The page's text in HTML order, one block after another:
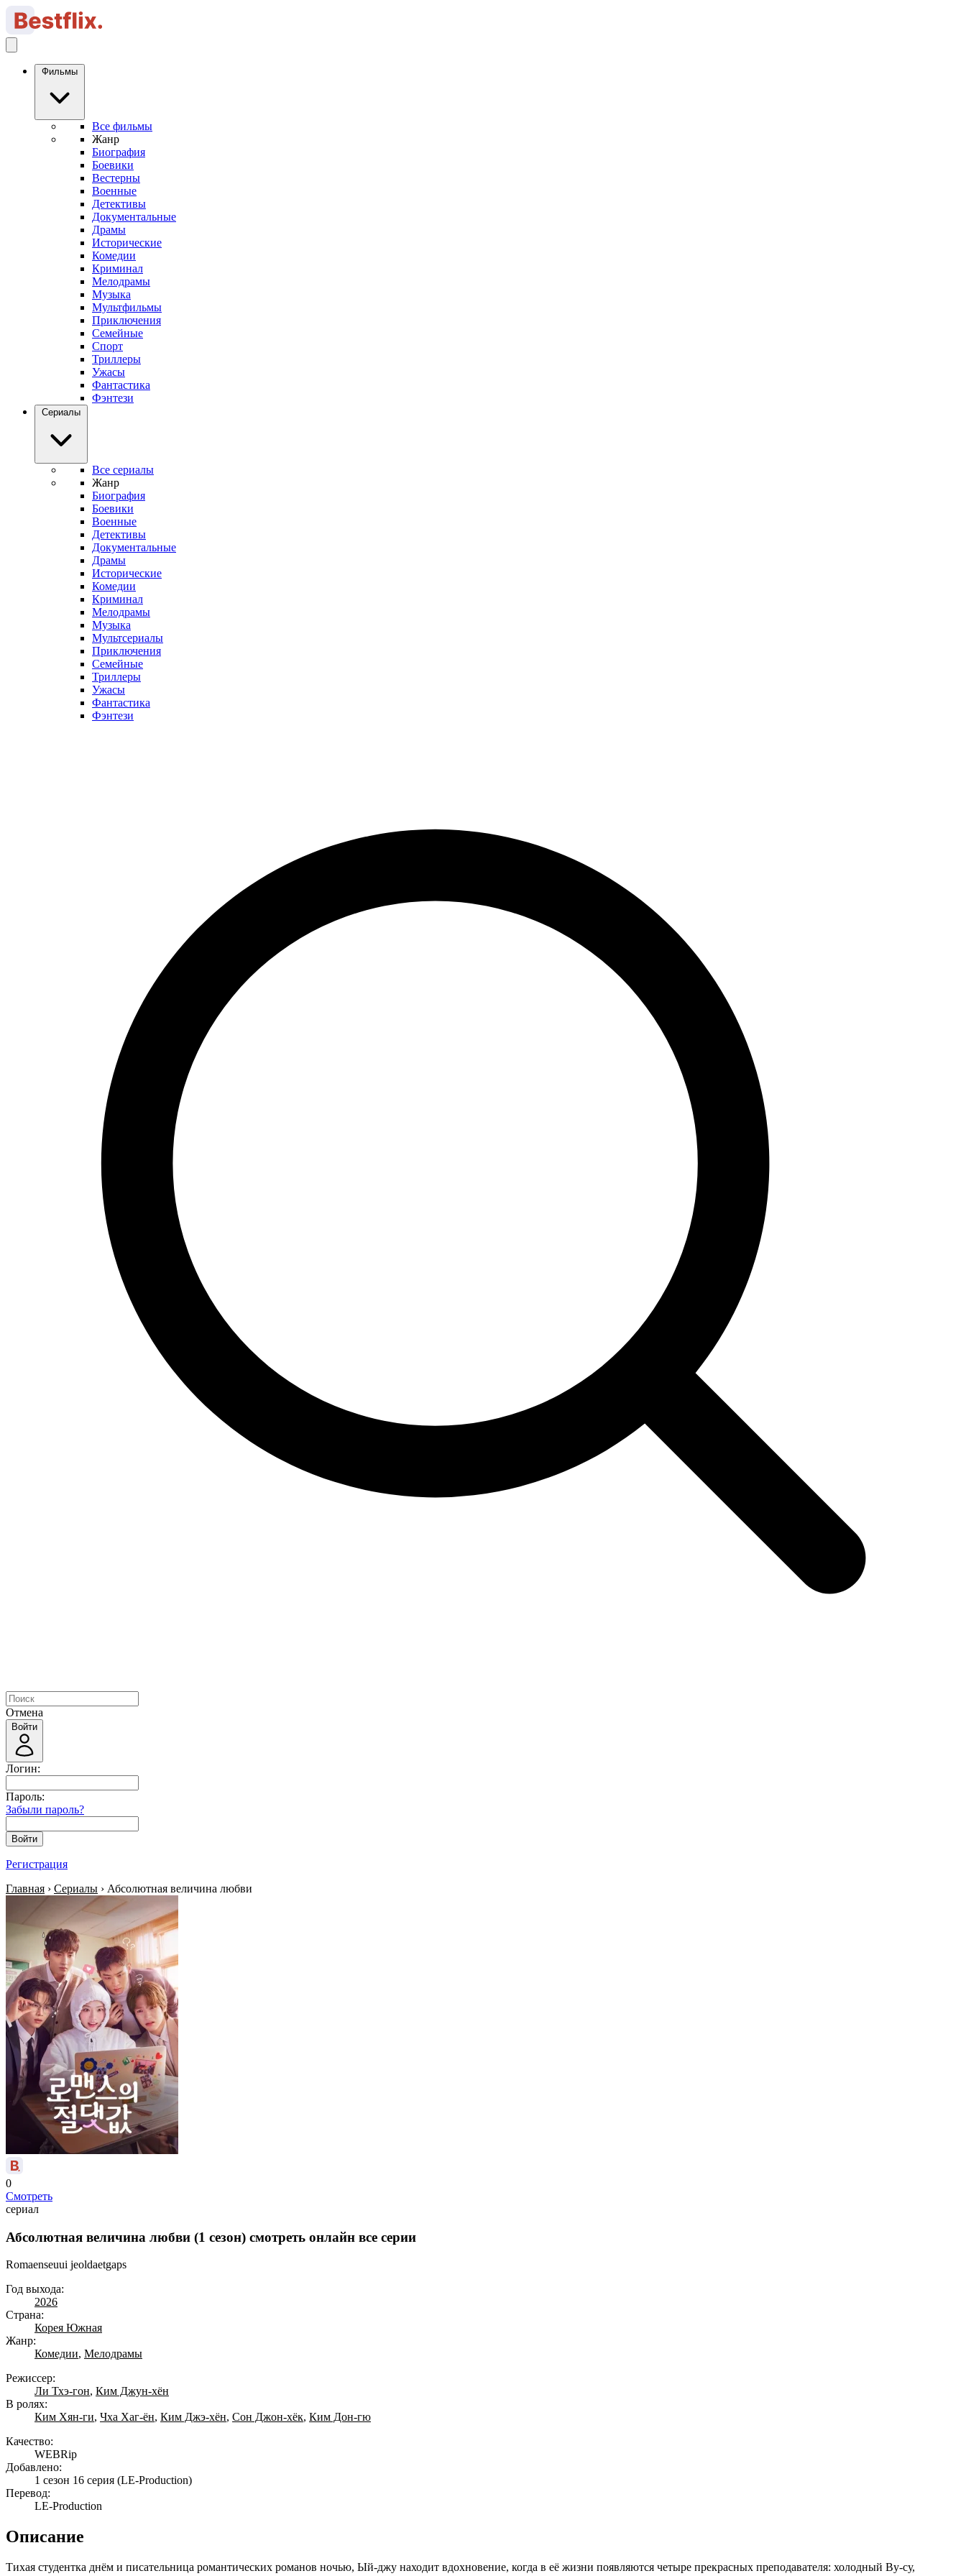
Фильмы
Все фильмы
Жанр
Биография
Боевики
Вестерны
Военные
Детективы
Документальные
Драмы
Исторические
Комедии
Криминал
Мелодрамы
Музыка
Мультфильмы
Приключения
Семейные
Спорт
Триллеры
Ужасы
Фантастика
Фэнтези
Сериалы
Все сериалы
Жанр
Биография
Боевики
Военные
Детективы
Документальные
Драмы
Исторические
Комедии
Криминал
Мелодрамы
Музыка
Мультсериалы
Приключения
Семейные
Триллеры
Ужасы
Фантастика
Фэнтези
Отмена
Войти
Логин:
Пароль:
Забыли пароль?
Войти
Регистрация
Главная › Сериалы › Абсолютная величина любви
0
Смотреть
сериал
Абсолютная величина любви (1 сезон) смотреть онлайн все серии
Romaenseuui jeoldaetgaps
Год выхода:
2026
Страна:
Корея Южная
Жанр:
Комедии, Мелодрамы
Режиссер:
Ли Тхэ-гон, Ким Джун-хён
В ролях:
Ким Хян-ги, Чха Хаг-ён, Ким Джэ-хён, Сон Джон-хёк, Ким Дон-гю
Качество:
WEBRip
Добавлено:
1 сезон 16 серия (LE-Production)
Перевод:
LE-Production
Описание
Тихая студентка днём и писательница романтических романов ночью, Ый-джу находит вдохновение, когда в её жизни появляются четыре прекрасных преподавателя: холодный Ву-су,